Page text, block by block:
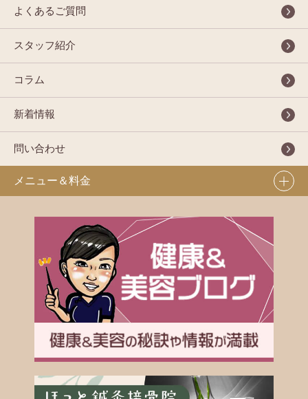
よくあるご質問
スタッフ紹介
コラム
新着情報
問い合わせ
メニュー＆料金
外反母趾専門治療
カッピング療法
鍼灸治療
イトオテルミー
猫背矯正コース
美容鍼
ハイボルテージ療法
骨盤のゆがみ
腰痛・ぎっくり腰
野球肩
肩こり・首こり
テニス肘
ストレートネック
四十肩・五十肩